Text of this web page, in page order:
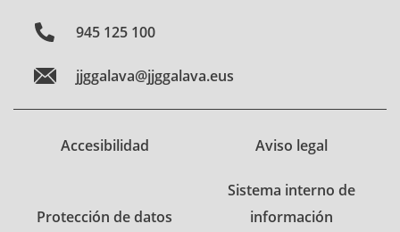
945 125 100
jjggalava@jjggalava.eus
Accesibilidad Aviso legal
Protección de datos
Sistema interno de
información